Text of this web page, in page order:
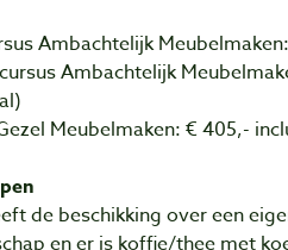
Ambachtelijk
Ambachtelijk
Meubelmaken: € 405,-
de beschikking over een